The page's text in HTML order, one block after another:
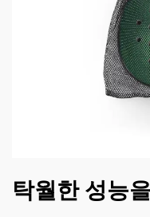
탁월한 성능